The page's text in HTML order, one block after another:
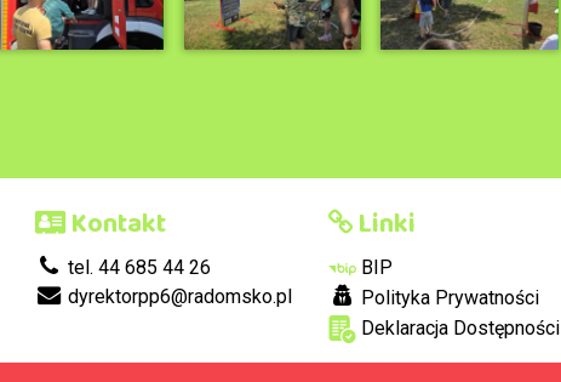
Kontakt
tel. 44 685 44 26
dyrektorpp6@radomsko.pl
Linki
BIP
Polityka Prywatności
Deklaracja Dostępności